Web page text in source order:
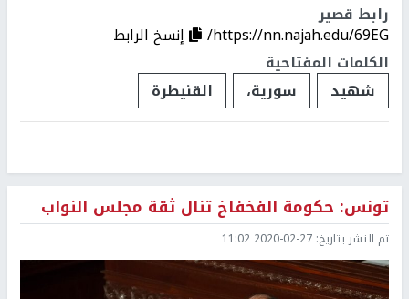
رابط قصير
https://nn.najah.edu/69EG/
إنسخ الرابط
الكلمات المفتاحية
شهيد
سورية، القنيطرة
تونس: حكومة الفخفاخ تنال ثقة مجلس النواب
تم النشر بتاريخ: 2020-02-27 11:02